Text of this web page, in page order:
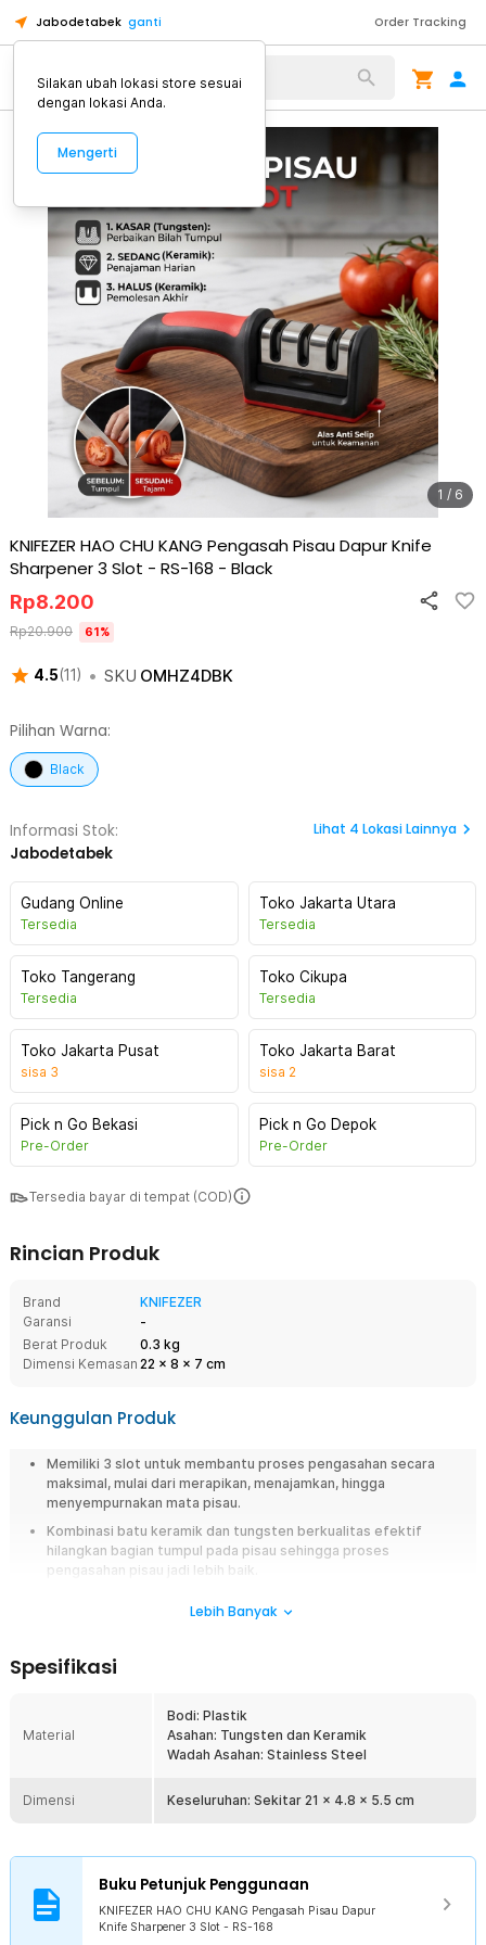
Jabodetabek ganti Order Tracking
Alat Kopi
1 / 6
KNIFEZER HAO CHU KANG Pengasah Pisau Dapur Knife
Sharpener 3 Slot - RS-168 - Black
4.5(11 ) • SKU OMHZ4DBK
Rp8.200
Rp20.900 61%
Pilihan Warna:
Black
Informasi Stok:
Jabodetabek
Lihat 4 Lokasi Lainnya
Gudang Online
Tersedia
Toko Jakarta Utara
Tersedia
Toko Tangerang
Tersedia
Toko Cikupa
Tersedia
Toko Jakarta Pusat
sisa 3
Toko Jakarta Barat
sisa 2
Pick n Go Bekasi
Pre-Order
Pick n Go Depok
Pre-Order
Tersedia bayar di tempat (COD)
Rincian Produk
Brand
KNIFEZER
Garansi
-
Berat Produk
0.3 kg
Dimensi Kemasan 22 x 8 x 7 cm
Keunggulan Produk
Memiliki 3 slot untuk membantu proses pengasahan secara
maksimal, mulai dari merapikan, menajamkan, hingga
menyempurnakan mata pisau.
Kombinasi batu keramik dan tungsten berkualitas efektif
hilangkan bagian tumpul pada pisau sehingga proses
pengasahan pisau jadi lebih baik.
membersihkan sisa kotoran lalu dikeringkan kembali untuk
Overview
Pengasah pisau dapur multifungsi dengan sistem 3 slot: merapikan,
menajamkan, dan menyempurnakan pisau. Terbuat dari batu keramik &
tungsten berkualitas, hasil tajam maksimal. Mudah digunakan, ringan, dan
Cukup gesekkan bilah pisau ke slot pengasah dengan gerakan satu
arah selama beberapa menit. Pisau kembali tajam tanpa perlu
tenaga berlebih.
Lebih Banyak
Spesifikasi
Material
Bodi: Plastik
Asahan: Tungsten dan Keramik
Wadah Asahan: Stainless Steel
Dimensi Keseluruhan: Sekitar 21 x 4.8 x 5.5 cm
Buku Petunjuk Penggunaan
KNIFEZER HAO CHU KANG Pengasah Pisau Dapur
Knife Sharpener 3 Slot - RS-168
Silakan ubah lokasi store sesuai
dengan lokasi Anda.
Mengerti